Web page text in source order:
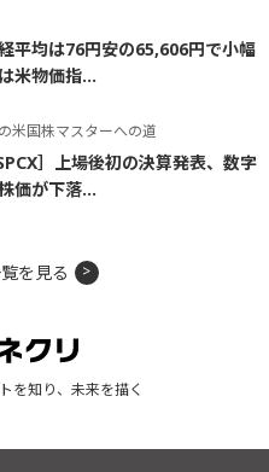
経平均は76円安の65,606円で小幅
米物価指...
米国株マスターへの道
］上場後初の決算発表、数字
価が下落...
を見る
を知り、未来を描く